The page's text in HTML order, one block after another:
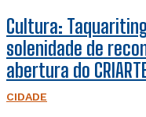
Cultura:
solenidade de
abertura do
CIDADE